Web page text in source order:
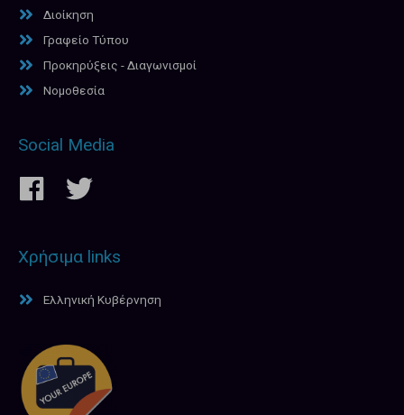
Διοίκηση
Γραφείο Τύπου
Προκηρύξεις - Διαγωνισμοί
Νομοθεσία
Social Media
Χρήσιμα links
Ελληνική Κυβέρνηση